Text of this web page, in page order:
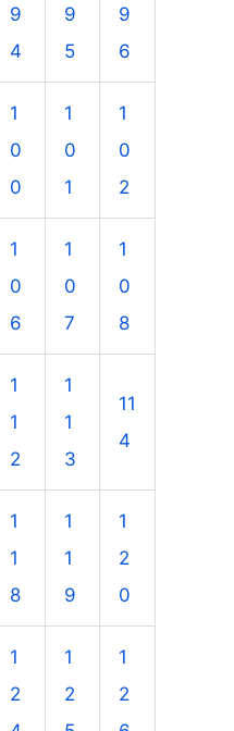
9
4
9
5
9
6
1
0
0
1
0
1
1
0
2
1
0
6
1
0
7
1
0
8
1
1
2
1
1
3
11
4
1
1
8
1
1
9
1
2
0
1
2
1
2
1
2